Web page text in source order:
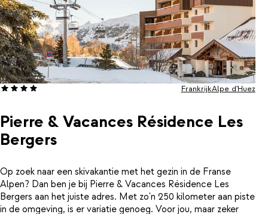
Pierre & Vacances Résidence Les
Bergers
FrankrijkAlpe d'Huez
Op zoek naar een skivakantie met het gezin in de Franse
Alpen? Dan ben je bij Pierre & Vacances Résidence Les
Bergers aan het juiste adres. Met zo'n 250 kilometer aan piste
in de omgeving, is er variatie genoeg. Voor jou, maar zeker